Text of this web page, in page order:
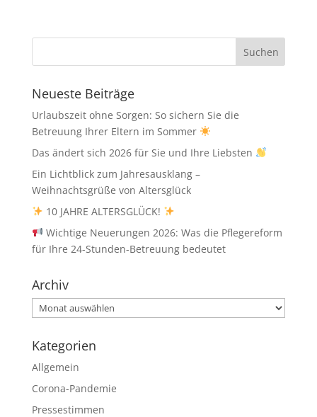
Neueste Beiträge
Urlaubszeit ohne Sorgen: So sichern Sie die
Betreuung Ihrer Eltern im Sommer
Das ändert sich 2026 für Sie und Ihre Liebsten
Ein Lichtblick zum Jahresausklang –
Weihnachtsgrüße von Altersglück
10 JAHRE ALTERSGLÜCK!
Wichtige Neuerungen 2026: Was die Pflegereform
für Ihre 24-Stunden-Betreuung bedeutet
Archiv
Archiv
Kategorien
Allgemein
Corona-Pandemie
Pressestimmen